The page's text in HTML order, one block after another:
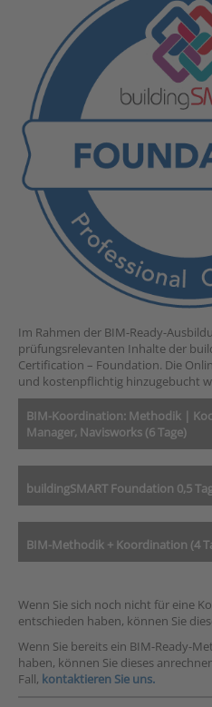
Im Rahmen der BIM-Ready-
prüfungsrelevanten Inhalte der
Certification – Foundation. Die
und kostenpflichtig hinzugebucht
BIM-Koordination: Methodik |
Manager, Navisworks (6 Tage)
buildingSMART Foundation 0,5
BIM-Methodik + Koordination (4
Wenn Sie sich noch nicht für eine
entschieden haben, können Sie
Wenn Sie bereits ein BIM-Ready-
haben, können Sie dieses
Fall, kontaktieren Sie uns.